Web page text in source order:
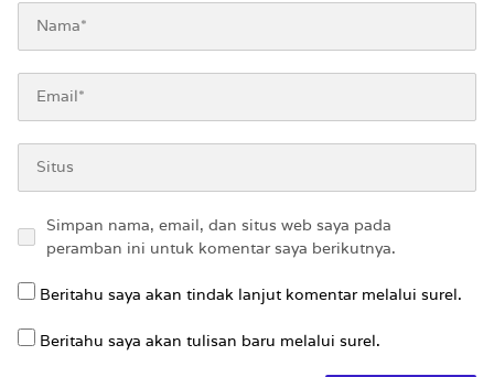
Simpan nama, email, dan situs web saya pada
peramban ini untuk komentar saya berikutnya.
Beritahu saya akan tindak lanjut komentar melalui surel.
Beritahu saya akan tulisan baru melalui surel.